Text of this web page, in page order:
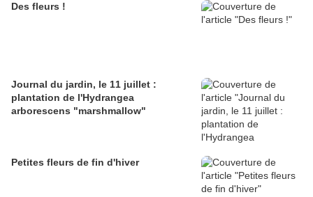
Des fleurs !
Journal du jardin, le 11 juillet :
plantation de l'Hydrangea
arborescens "marshmallow"
Petites fleurs de fin d'hiver